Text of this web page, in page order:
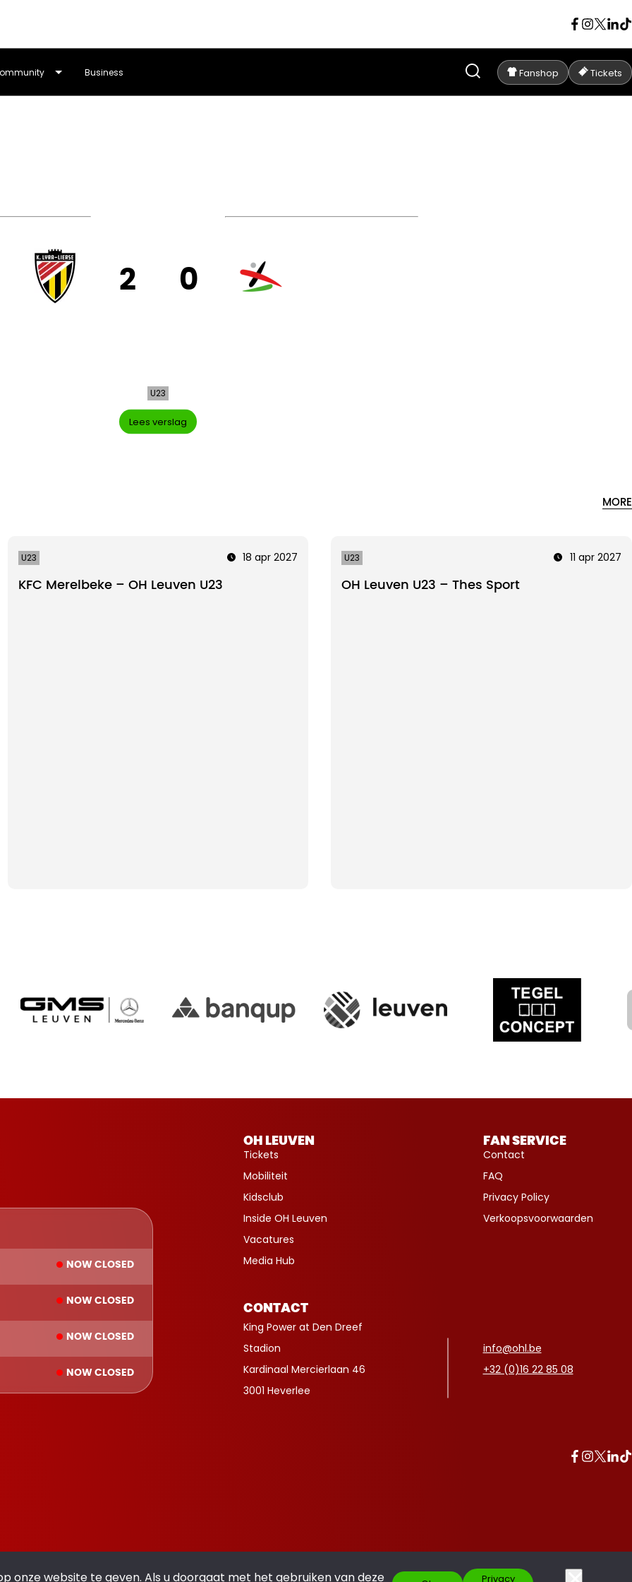
Business Fanshop Tickets
2 0
U23
Lees verslag
MORE
U23 18 apr 2027
KFC Merelbeke – OH Leuven U23
U23 11 apr 2027
OH Leuven U23 – Thes Sport
NOW CLOSED
NOW CLOSED
NOW CLOSED
NOW CLOSED
OH LEUVEN
Tickets
Mobiliteit
Kidsclub
Inside OH Leuven
Vacatures
Media Hub
FAN SERVICE
Contact
FAQ
Privacy Policy
Verkoopsvoorwaarden
CONTACT
King Power at Den Dreef
Stadion
Kardinaal Mercierlaan 46
3001 Heverlee
info@ohl.be
+32 (0)16 22 85 08
onze website te geven. Als u doorgaat met het gebruiken van deze Privacy